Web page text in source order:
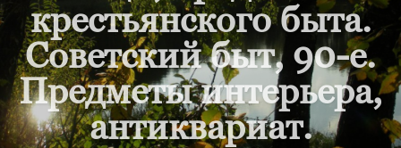
крестьянского быта.
Советский быт, 90-е.
Предметы интерьера,
антиквариат.